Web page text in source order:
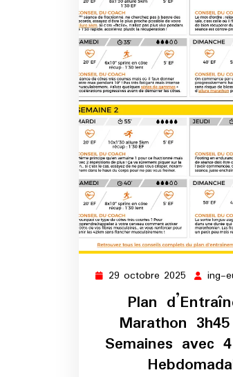
29 octobre 2025 29
octobre
2025
ing-
Plan
Marathon
Semaines avec